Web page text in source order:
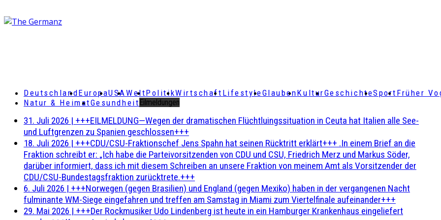
DeutschlandEuropaUSAWeltPolitikWirtschaft LifestyleGlaubenKulturGeschichteSport Früher
Natur & HeimatGesundheit Eilmeldungen
31. Juli 2026 | +++EILMELDUNG—Wegen der dramatischen Flüchtluingssituation in Ceuta hat Italien alle See-
und Luftgrenzen zu Spanien geschlossen+++
18. Juli 2026 | +++CDU/CSU-Fraktionschef Jens Spahn hat seinen Rücktritt erklärt+++ .In einem Brief an die
Fraktion schreibt er: „Ich habe die Parteivorsitzenden von CDU und CSU, Friedrich Merz und Markus Söder,
darüber informiert, dass ich mit diesem Schreiben an unsere Fraktion von meinem Amt als Vorsitzender der
CDU/CSU-Bundestagsfraktion zurücktrete.+++
6. Juli 2026 | +++Norwegen (gegen Brasilien) und England (gegen Mexiko) haben in der vergangenen Nacht
fulminante WM-Siege eingefahren und treffen am Samstag in Miami zum Viertelfinale aufeinander+++
29. Mai 2026 | +++Der Rockmusiker Udo Lindenberg ist heute in ein Hamburger Krankenhaus eingeliefert